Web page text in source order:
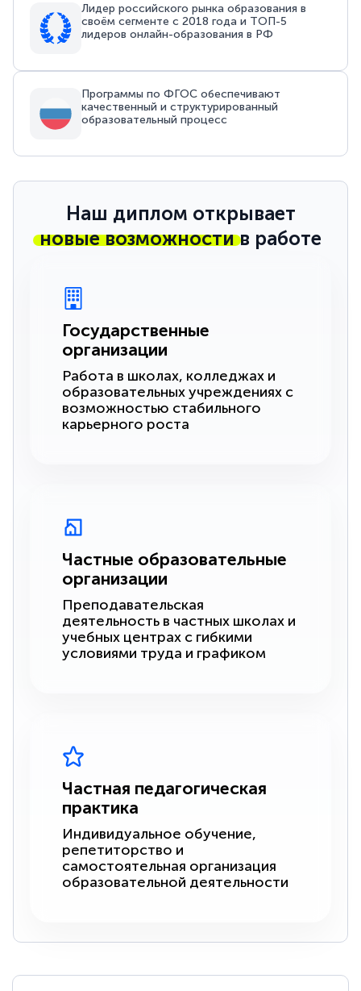
Лидер российского рынка образования в
своём сегменте с 2018 года и ТОП-5
лидеров онлайн-образования в РФ
Программы по ФГОС обеспечивают
качественный и структурированный
образовательный процесс
Наш диплом открывает
новые возможностив работе
Государственные
организации
Работа в школах, колледжах и
образовательных учреждениях с
возможностью стабильного
карьерного роста
Частные образовательные
организации
Преподавательская
деятельность в частных школах и
учебных центрах с гибкими
условиями труда и графиком
Частная педагогическая
практика
Индивидуальное обучение,
репетиторство и
самостоятельная организация
образовательной деятельности